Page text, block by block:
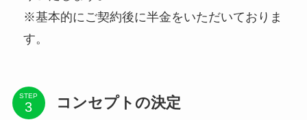
※基本的にご契約後に半金をいただいておりま
す。
STEP コンセプトの決定